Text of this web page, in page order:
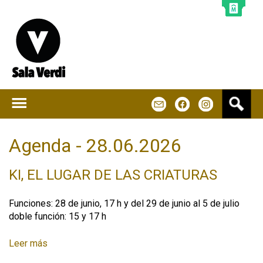
Agenda - 28.06.2026
KI, EL LUGAR DE LAS CRIATURAS
Funciones: 28 de junio, 17 h y del 29 de junio al 5 de julio
doble función: 15 y 17 h
Leer más
s